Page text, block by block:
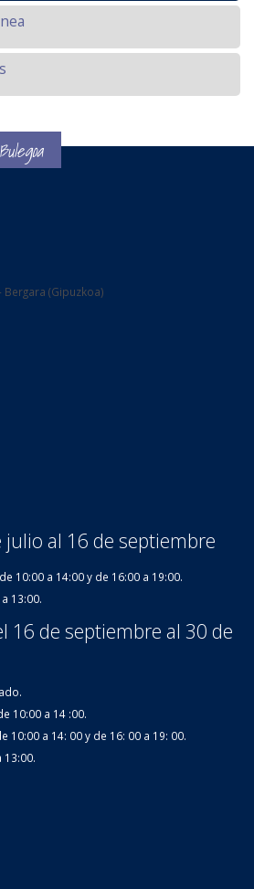
Bergara (Gipuzkoa)
julio al 16 de septiembre
10:00 a 14:00 y de 16:00 a 19:00.
13:00.
16 de septiembre al 30 de
10:00 a 14 :00.
10:00 a 14: 00 y de 16: 00 a 19: 00.
13:00.